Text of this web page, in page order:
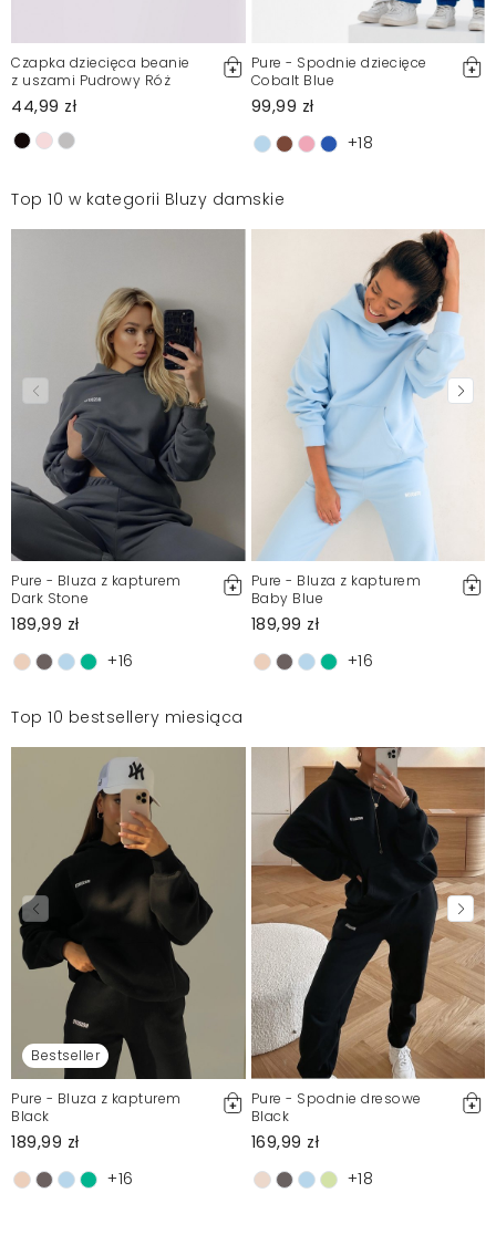
Czapka dziecięca beanie
z uszami Pudrowy Róż
44,99 zł
Pure - Spodnie dziecięce
Cobalt Blue
99,99 zł
+18
Top 10 w kategorii Bluzy damskie
Pure - Bluza z kapturem
Dark Stone
189,99 zł
+16
Pure - Bluza z kapturem
Baby Blue
189,99 zł
+16
Top 10 bestsellery miesiąca
Bestseller
Pure - Bluza z kapturem
Black
189,99 zł
+16
Pure - Spodnie dresowe
Black
169,99 zł
+18